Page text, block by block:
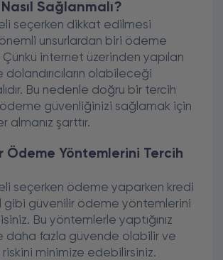
Sağlanmalı?
seçerken dikkat edilmesi
unsurlardan biri ödeme
internet üzerinden yapılan
olabileceği
Bu nedenle doğru bir tercih
güvenliğinizi sağlamak için
almanız şarttır.
Ödeme Yöntemlerini Tercih
seçerken ödeme yaparken kredi
gibi güvenilir ödeme yöntemlerini
Bu yöntemlerle yaptığınız
daha fazla güvende olabilir ve
riskini minimize edebilirsiniz.